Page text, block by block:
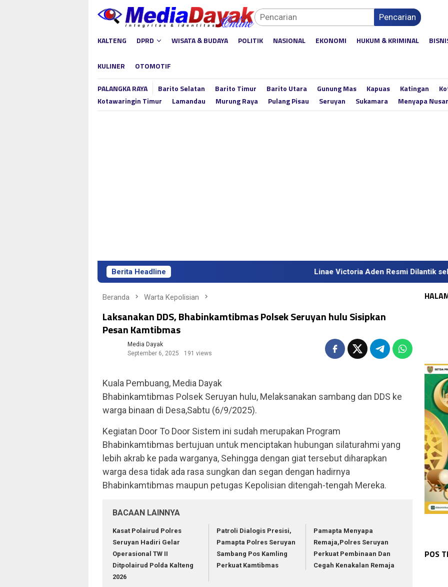
Loncat
Pencarian
KALTENG DPRD WISATA & BUDAYA POLITIK NASIONAL EKONOMI HUKUM & KRIMINAL
KULINER OTOMOTIF
PALANGKA RAYA Barito Selatan Barito Timur Barito Utara Gunung Mas Kapuas Katingan
Kotawaringin Timur
Lamandau Murung Raya Pulang Pisau Seruyan Sukamara Menyapa
Berita Headline Linae Victoria Aden Resmi Dilantik sebagai
Beranda Warta Kepolisian
Laksanakan DDS, Bhabinkamtibmas Polsek Seruyan hulu Sisipkan
Pesan Kamtibmas
Media Dayak
September 6, 2025
191 views
Kuala Pembuang, Media Dayak
Bhabinkamtibmas Polsek Seruyan hulu, Melaksanakan sambang dan DDS ke
warga binaan di Desa,Sabtu (6/9/2025).
Kegiatan Door To Door Sistem ini sudah merupakan Program
Bhabinkamtibmas bertujuan untuk menciptakan hubungan silaturahmi yang
lebih akrab ke pada warganya, Sehingga dengan giat tersebut diharapkan
warga desa tidak ada rasa sungkan dan segan dengan hadirnya
Bhabinkamtibmas maupun petugas Kepolisian ditengah-tengah Mereka.
BACAAN LAINNYA
Kasat Polairud Polres
Seruyan Hadiri Gelar
Operasional TW II
Ditpolairud Polda Kalteng
2026
Patroli Dialogis Presisi,
Pamapta Polres Seruyan
Sambang Pos Kamling
Perkuat Kamtibmas
Pamapta Menyapa
Remaja,Polres Seruyan
Perkuat Pembinaan Dan
Cegah Kenakalan Remaja
POS